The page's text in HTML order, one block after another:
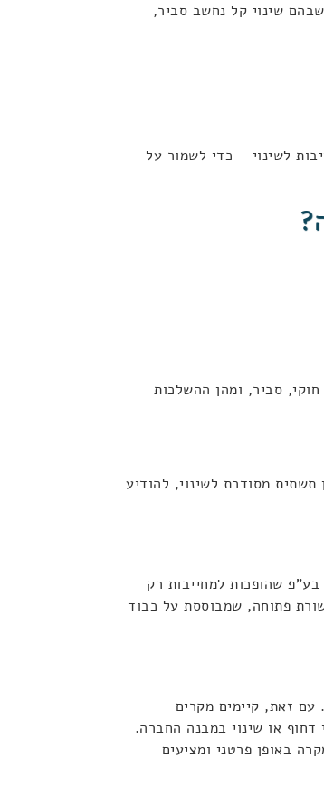
שינוי קל נחשב סביר,
לשינוי – כדי לשמור על
סביר, ומהן ההשלכות
תשתית מסודרת לשינוי, להודיע
שהופכות למחייבות רק
פתוחה, שמבוססת על כבוד
עם זאת, קיימים מקרים
דחוף או שינוי במבנה החברה.
באופן פרטני ומציעים